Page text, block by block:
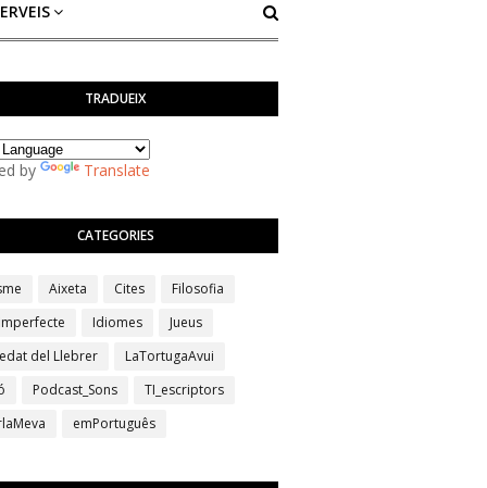
TRADUEIX
by Translate
CATEGORIES
Aixeta Cites
Filosofia
Idiomes
Jueus
del Llebrer
LaTortugaAvui
Podcast_Sons
TI_escriptors
emPortuguês